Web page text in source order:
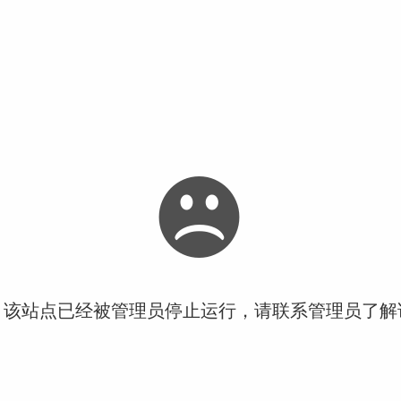
站点已经被管理员停止运行，请联系管理员了